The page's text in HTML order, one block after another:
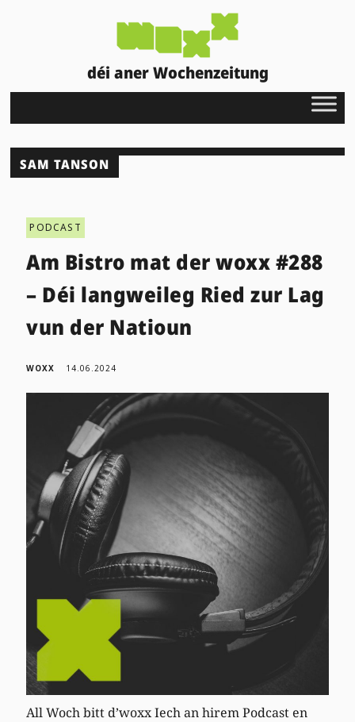
déi aner Wochenzeitung
SAM TANSON
PODCAST
Am Bistro mat der woxx #288
– Déi langweileg Ried zur Lag
vun der Natioun
WOXX 14.06.2024
All Woch bitt d’woxx Iech an hirem Podcast en